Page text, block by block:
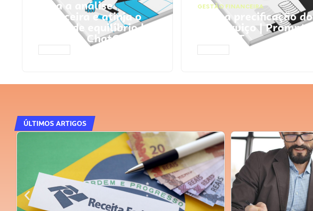
Faça a análise
financeira e atinja o
ponto de equilíbrio |
Prompts ChatGPT
GESTÃO FINANCEIRA
Faça a precificação do
seu serviço | Prompts
ChatGPT
ÚLTIMOS ARTIGOS